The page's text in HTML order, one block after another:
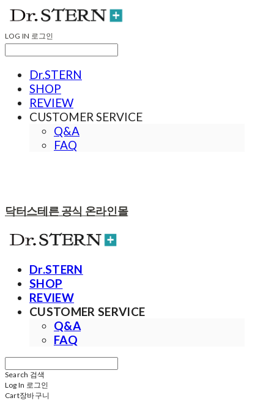
LOG IN 로그인
Dr.STERN
SHOP
REVIEW
CUSTOMER SERVICE
Q&A
FAQ
닥터스테른 공식 온라인몰
Dr.STERN
SHOP
REVIEW
CUSTOMER SERVICE
Q&A
FAQ
Search 검색
Log In 로그인
Cart장바구니